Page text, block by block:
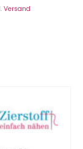
Versand